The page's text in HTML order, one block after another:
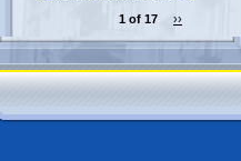
1 of 17
››